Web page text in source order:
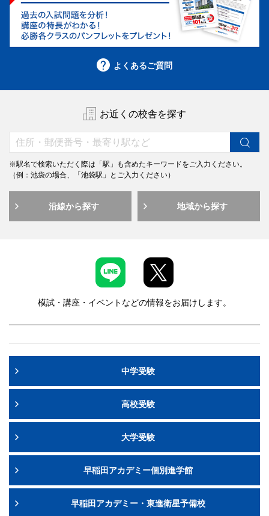
【午前受験】7/11（土）16:00
【午後受験】7/11（土）20:00
6,300円（税込）
海外にお住まいの方は、別途送料がかかります。
筆記用具（問題等一式はご家庭への到着をお待ちくださ
い。）
「開成高合格への道」をプレゼント致します。
成績帳票
だけます。
早稲田アカデミーOnlineのアカウント作成・生徒追加がお済みで
をご参照の上、作成をお願い致します。
紙の成績帳票の返却はございません。
試験のみのご参加も可能です。
リスニング問題はZoom内で放送されます。
成績優秀者には特待認定がございます。
9月からの必勝志望校別コース（後期）
筑駒・開成・国立必勝クラスおよび土曜集中特訓開
成・開成国立の受講資格審査を兼ねます。
土曜集中特訓は9月に無料体験授業を行い、10月に正式開講
7/17（金）より早稲田アカデミーOnline
にて閲覧いた
だけます。
早稲田アカデミーOnlineのアカウント作成・生徒追加がお済みで
ない方は、 作成手順
をご参照の上、作成をお願い致します。
通信機能のある電子機器はご使用いただけません。緊
急でお子様へのご連絡が必要な場合は、試験会場まで
ご連絡ください。
成績優秀者には特待認定がございます。
9月からの必勝志望校別コース（後期）
筑駒・開成・国立必勝クラスおよび
致します。
ご不明な点がございましたら、塾生はお通いの校舎
お申し込み受付は終了致しました。
よくあるご質問
お近くの校舎を探す
※駅名で検索いただく際は「駅」も含めたキーワードをご入力ください。
（例：池袋の場合、「池袋駅」とご入力ください）
沿線から探す 地域から探す
模試・講座・イベントなどの情報をお届けします。
中学受験
高校受験
大学受験
早稲田アカデミー個別進学館
早稲田アカデミー・東進衛星予備校